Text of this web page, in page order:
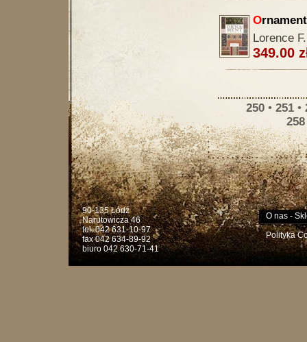
O
Lorence
349.00
250• 251•
258
90-135 Łódź
Narutowicza 46
tel. 042 631-10-97
fax 042 634-89-92
biuro 042 630-71-41
O nas-
Polityka